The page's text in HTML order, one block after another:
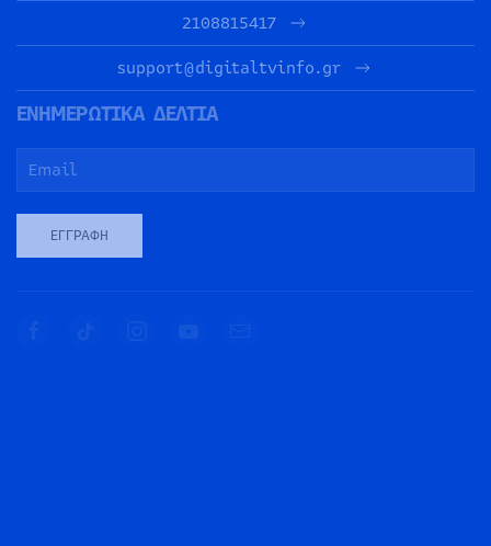
2108815417
support@digitaltvinfo.gr
ΕΝΗΜΕΡΩΤΙΚΑ ΔΕΛΤΙΑ
ΕΓΓΡΑΦΉ